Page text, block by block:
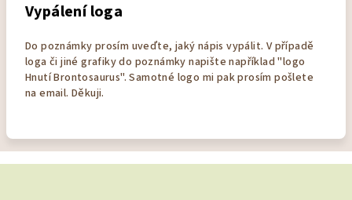
Vypálení loga
Do poznámky prosím uveďte, jaký nápis vypálit. V případě
loga či jiné grafiky do poznámky napište například "logo
Hnutí Brontosaurus". Samotné logo mi pak prosím pošlete
na email. Děkuji.